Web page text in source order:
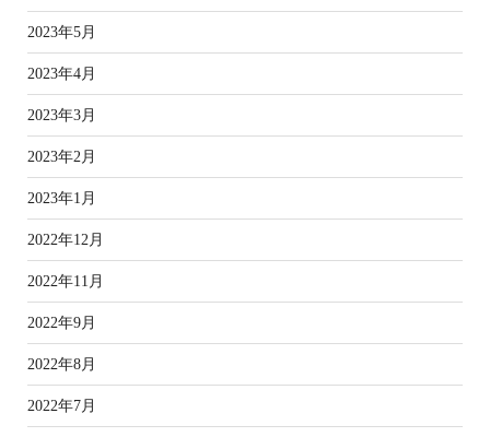
2023年5月
2023年4月
2023年3月
2023年2月
2023年1月
2022年12月
2022年11月
2022年9月
2022年8月
2022年7月